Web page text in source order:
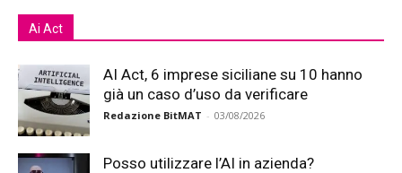
Ai Act
AI Act, 6 imprese siciliane su 10 hanno
già un caso d’uso da verificare
Redazione BitMAT - 03/08/2026
Posso utilizzare l’AI in azienda?